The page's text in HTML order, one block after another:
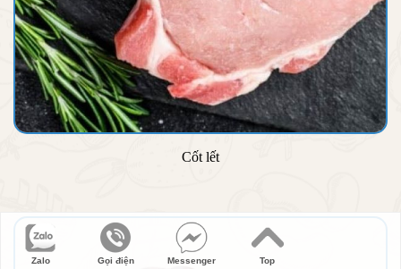
Cốt lết
Zalo Gọi điện Messenger Top